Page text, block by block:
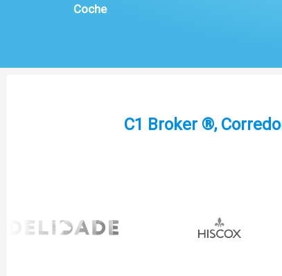
Coche
C1 Broker ®,